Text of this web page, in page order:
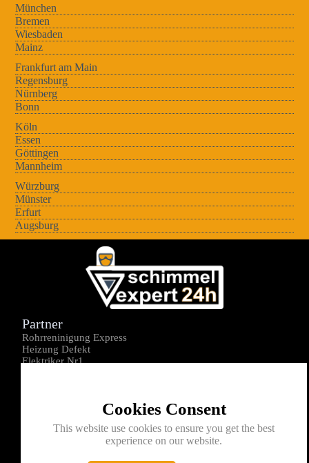
München
Bremen
Wiesbaden
Mainz
Frankfurt am Main
Regensburg
Nürnberg
Bonn
Köln
Essen
Göttingen
Mannheim
Würzburg
Münster
Erfurt
Augsburg
Cookies Consent
This website use cookies to ensure you get the best
experience on our website.
Partner
Rohrreninigung Express
Heizung Defekt
Elektriker Nr1
Kontakt